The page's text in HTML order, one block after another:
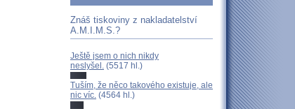
Znáš tiskoviny z nakladatelství
A.M.I.M.S.?
Ještě jsem o nich nikdy
neslyšel. (5517 hl.)
Tuším, že něco takového existuje, ale
nic víc. (4564 hl.)